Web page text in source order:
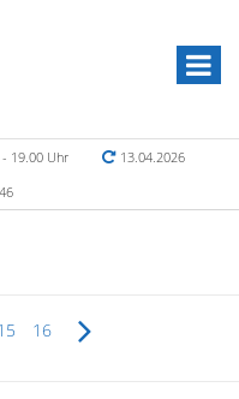
19.00 Uhr
13.04.2026
16